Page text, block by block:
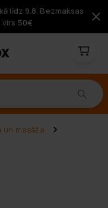
līdz 9.8. Bezmaksas
virs 50€
un masāža